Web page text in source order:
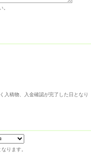
。
入稿物、入金確認が完了した日となり
ります。